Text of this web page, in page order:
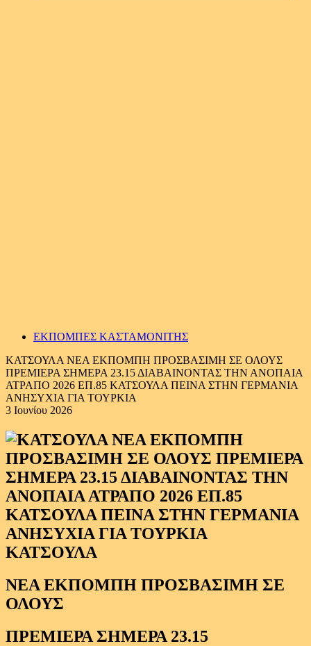
ΕΚΠΟΜΠΕΣ ΚΑΣΤΑΜΟΝΙΤΗΣ
ΚΑΤΣΟΥΛΑ ΝΕΑ ΕΚΠΟΜΠΗ ΠΡΟΣΒΑΣΙΜΗ ΣΕ ΟΛΟΥΣ
ΠΡΕΜΙΕΡΑ ΣΗΜΕΡΑ 23.15 ΔΙΑΒΑΙΝΟΝΤΑΣ ΤΗΝ ΑΝΟΠΑΙΑ
ΑΤΡΑΠΟ 2026 ΕΠ.85 ΚΑΤΣΟΥΛΑ ΠΕΙΝΑ ΣΤΗΝ ΓΕΡΜΑΝΙΑ
ΑΝΗΣΥΧΙΑ ΓΙΑ ΤΟΥΡΚΙΑ
3 Ιουνίου 2026
ΚΑΤΣΟΥΛΑ
ΝΕΑ ΕΚΠΟΜΠΗ ΠΡΟΣΒΑΣΙΜΗ ΣΕ
ΟΛΟΥΣ
ΠΡΕΜΙΕΡΑ ΣΗΜΕΡΑ 23.15